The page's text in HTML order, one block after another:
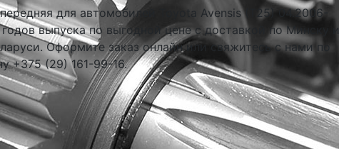
для автомобилей Toyota Avensis (T25) 04.2006-
годов выпуска по выгодной цене с доставкой по Минску и
Оформите заказ онлайн или свяжитесь с нами по
+375 (29) 161-99-16.